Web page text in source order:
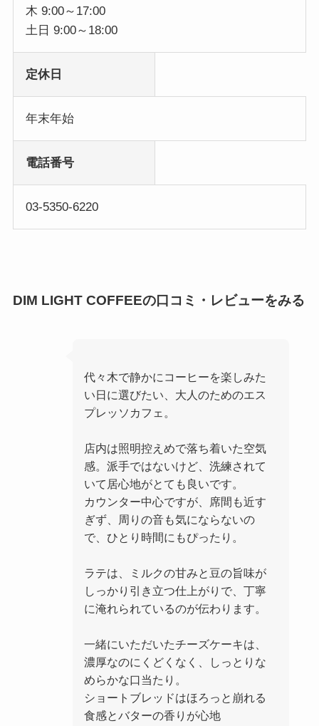
木 9:00～17:00
土日 9:00～18:00
定休日
年末年始
電話番号
03-5350-6220
DIM LIGHT COFFEEの口コミ・レビューをみる
代々木で静かにコーヒーを楽しみた
い日に選びたい、大人のためのエス
プレッソカフェ。
店内は照明控えめで落ち着いた空気
感。派手ではないけど、洗練されて
いて居心地がとても良いです。
カウンター中心ですが、席間も近す
ぎず、周りの音も気にならないの
で、ひとり時間にもぴったり。
ラテは、ミルクの甘みと豆の旨味が
しっかり引き立つ仕上がりで、丁寧
に淹れられているのが伝わります。
一緒にいただいたチーズケーキは、
濃厚なのにくどくなく、しっとりな
めらかな口当たり。
ショートブレッドはほろっと崩れる
食感とバターの香りが心地